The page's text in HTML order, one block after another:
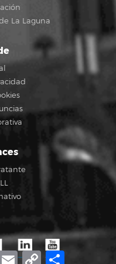
La Laguna
Email Copy